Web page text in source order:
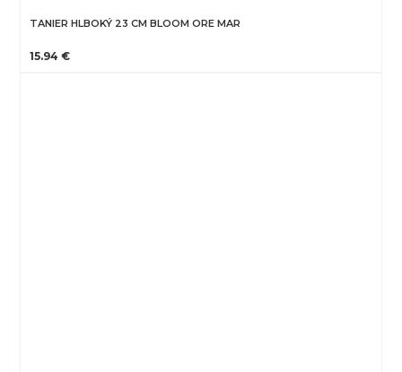
TANIER HLBOKÝ 23 CM BLOOM ORE MAR
15.94 €